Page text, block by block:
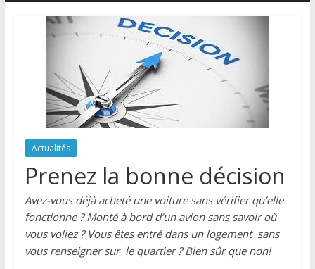
Actualités
Prenez la bonne décision
Avez-vous déjà acheté une voiture sans vérifier qu’elle
fonctionne ? Monté à bord d’un avion sans savoir où
vous voliez ? Vous êtes entré dans un logement sans
vous renseigner sur le quartier ? Bien sûr que non!